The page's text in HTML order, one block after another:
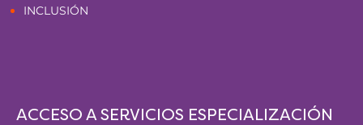
INCLUSIÓN
ACCESO A SERVICIOS ESPECIALIZACIÓN